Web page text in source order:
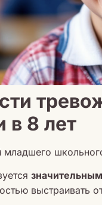
в 8 лет
выстраивать